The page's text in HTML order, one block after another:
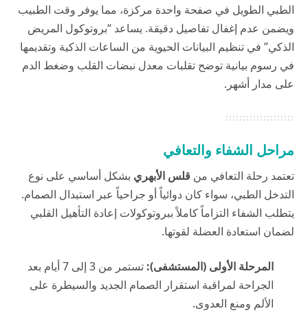
الطبي الطويل في صفحة واحدة مركزة، مما يوفر وقت الطبيب
ويضمن عدم إغفال تفاصيل دقيقة. يساعد “بروتوكول المريض
الذكي” في تنظيم البيانات الحيوية من الساعات الذكية وتقديمها
في رسوم بيانية توضح تقلبات معدل نبضات القلب وضغط الدم
على مدار أشهر.
مراحل الشفاء والتعافي
تعتمد رحلة التعافي من قلس الأبهري بشكل أساسي على نوع
التدخل الطبي، سواء كان دوائياً أو جراحياً عبر استبدال الصمام.
يتطلب الشفاء التزاماً كاملاً ببروتوكولات إعادة التأهيل القلبي
لضمان استعادة العضلة لقوتها.
المرحلة الأولى (المستشفى):
تستمر من 3 إلى 7 أيام بعد
الجراحة لمراقبة استقرار الصمام الجديد والسيطرة على
الألم ومنع العدوى.